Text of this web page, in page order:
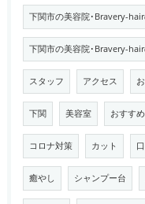
下関市の美容院･Bravery-
下関市の美容院･Bravery-
スタッフ アクセス
下関 美容室 おすすめ
コロナ対策 カット
癒やし シャンプー台